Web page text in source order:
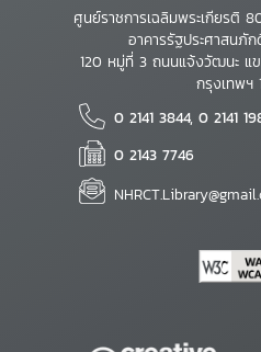
ศูนย์ราชการเฉลิมพระเกียรติ
อาคารรัฐประศาสนภั
120 หมู่ที่ 3 ถนนแจ้งวัฒนะ แ
กรุงเทพฯ
0 2141 3844, 0 2141
0 2143 7746